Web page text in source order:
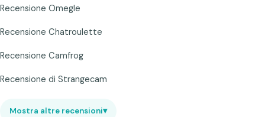
Recensione Omegle
Recensione Chatroulette
Recensione Camfrog
Recensione di Strangecam
Mostra altre recensioni▾